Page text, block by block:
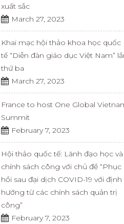
xuất sắc
March 27, 2023
Khai mạc hội thảo khoa học quốc
tế “Diễn đàn giáo dục Việt Nam”
thứ ba
March 27, 2023
France to host One Global
Summit
February 7, 2023
Hội thảo quốc tế: Lãnh đạo học và
chính sách công với chủ đề “Phục
hồi sau đại dịch COVID-19 với định
hướng từ các chính sách quản trị
công”
February 7, 2023